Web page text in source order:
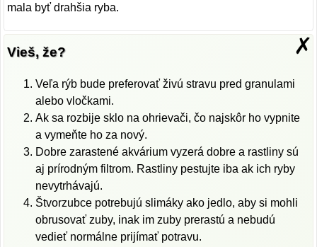
mala byť drahšia ryba.
✗
Vieš, že?
Veľa rýb bude preferovať živú stravu pred granulami
alebo vločkami.
Ak sa rozbije sklo na ohrievači, čo najskôr ho vypnite
a vymeňte ho za nový.
Dobre zarastené akvárium vyzerá dobre a rastliny sú
aj prírodným filtrom. Rastliny pestujte iba ak ich ryby
nevytrhávajú.
Štvorzubce potrebujú slimáky ako jedlo, aby si mohli
obrusovať zuby, inak im zuby prerastú a nebudú
vedieť normálne prijímať potravu.